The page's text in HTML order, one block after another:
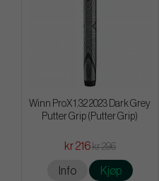
Winn ProX 1.32 2023 Dark Grey
Putter Grip (Putter Grip)
kr 216kr 296
Info Kjøp